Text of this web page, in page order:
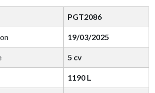
PGT2086
19/03/2025
5 cv
1190 L